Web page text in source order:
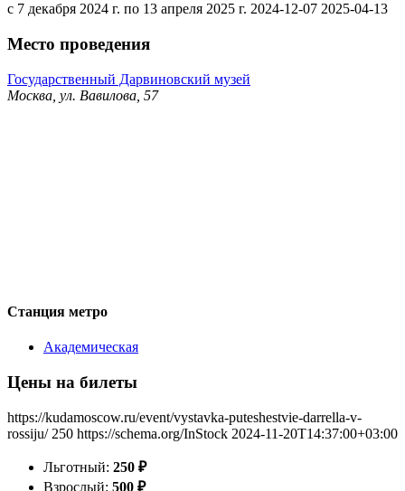
с 7 декабря 2024 г. по 13 апреля 2025 г. 2024-12-07 2025-04-13
Место проведения
Государственный Дарвиновский музей
Москва, ул. Вавилова, 57
Станция метро
Академическая
Цены на билеты
https://kudamoscow.ru/event/vystavka-puteshestvie-darrella-v-
rossiju/ 250 https://schema.org/InStock 2024-11-20T14:37:00+03:00
Льготный: 250 ₽
Взрослый: 500 ₽